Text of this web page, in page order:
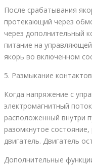
После срабатывания
протекающий через
через дополнительный
питание на
якорь во включенном
5. Размыкание контактов
Когда напряжение с
электромагнитный
расположенный внутри
разомкнутое
двигатель. Двигатель
Дополнительные